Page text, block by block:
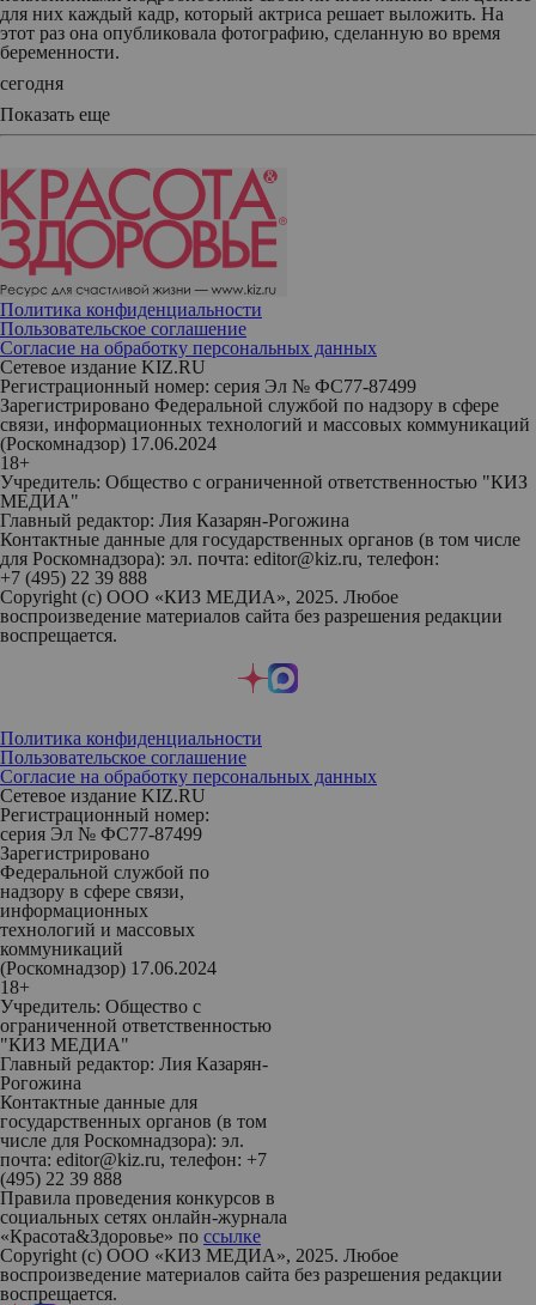
для них каждый кадр, который актриса решает выложить. На
этот раз она опубликовала фотографию, сделанную во время
беременности.
сегодня
Показать еще
Политика конфиденциальности
Пользовательское соглашение
Согласие на обработку персональных данных
Сетевое издание KIZ.RU
Регистрационный номер: серия Эл № ФС77-87499
Зарегистрировано Федеральной службой по надзору в сфере
связи, информационных технологий и массовых коммуникаций
(Роскомнадзор) 17.06.2024
18+
Учредитель: Общество с ограниченной ответственностью "КИЗ
МЕДИА"
Главный редактор: Лия Казарян-Рогожина
Контактные данные для государственных органов (в том числе
для Роскомнадзора): эл. почта: editor@kiz.ru, телефон:
+7 (495) 22 39 888
Copyright (с) ООО «КИЗ МЕДИА», 2025. Любое
воспроизведение материалов сайта без разрешения редакции
воспрещается.
Политика конфиденциальности
Пользовательское соглашение
Согласие на обработку персональных данных
Сетевое издание KIZ.RU
Регистрационный номер:
серия Эл № ФС77-87499
Зарегистрировано
Федеральной службой по
надзору в сфере связи,
информационных
технологий и массовых
коммуникаций
(Роскомнадзор) 17.06.2024
18+
Учредитель: Общество с
ограниченной ответственностью
"КИЗ МЕДИА"
Главный редактор: Лия Казарян-
Рогожина
Контактные данные для
государственных органов (в том
числе для Роскомнадзора): эл.
почта: editor@kiz.ru, телефон: +7
(495) 22 39 888
Правила проведения конкурсов в
социальных сетях онлайн-журнала
«Красота&Здоровье» по ссылке
Copyright (с) ООО «КИЗ МЕДИА», 2025. Любое
воспроизведение материалов сайта без разрешения редакции
воспрещается.